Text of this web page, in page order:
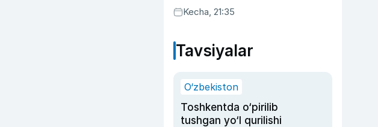
qilindi
Kecha, 21:35
Tavsiyalar
O‘zbekiston
Toshkentda o‘pirilib
tushgan yo‘l qurilishi